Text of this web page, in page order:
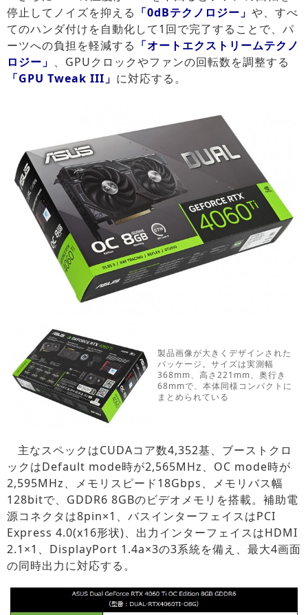
停止してノイズを抑える 「0dBテクノロジー」 や、すべ
てのハンダ付けを自動化して1回で完了することで、パ
ーツへの負担を軽減する 「オートエクストリームテクノ
ロジー」 、GPUクロックやファンの回転数を調整する
「GPU Tweak III」 に対応する。
製品画像が大きくデザインされた
パッケージ。サイズは実測幅
368mm、高さ221mm、奥行き
68mmで、本体同様コンパクトに
まとめられている
主なスペックはCUDAコア数4,352基、ブーストクロ
ックはDefault mode時が2,565MHz、OC mode時が
2,595MHz、メモリスピード18Gbps、メモリバス幅
128bitで、GDDR6 8GBのビデオメモリを搭載。補助電
源コネクタは8pin×1、バスインターフェイスはPCI
Express 4.0(x16形状)、出力インターフェイスはHDMI
2.1×1、DisplayPort 1.4a×3の3系統を備え、最大4画面
の同時出力に対応する。